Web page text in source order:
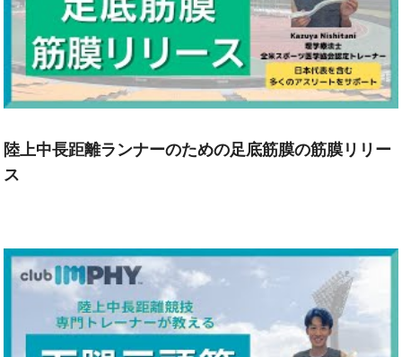
陸上中長距離ランナーのための足底筋膜の筋膜リリー
ス